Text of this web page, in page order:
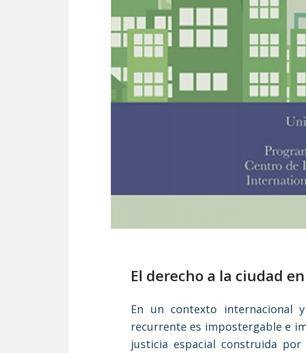
El derecho a la ciudad
En un contexto internacional
recurrente es impostergable e
justicia espacial construida